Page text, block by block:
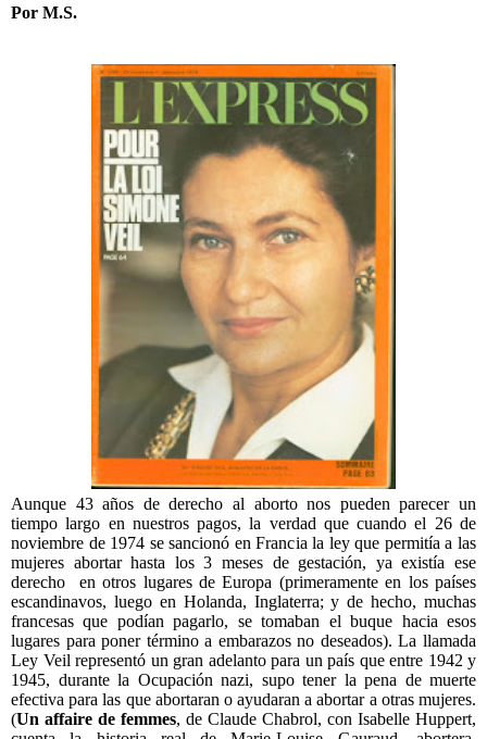
Por M.S.
Aunque 43 años de derecho al aborto nos pueden parecer un
tiempo largo en nuestros pagos, la verdad que cuando el 26 de
noviembre de 1974 se sancionó en Francia la ley que permitía a las
mujeres abortar hasta los 3 meses de gestación, ya existía ese
derecho en otros lugares de Europa (primeramente en los países
escandinavos, luego en Holanda, Inglaterra; y de hecho, muchas
francesas que podían pagarlo, se tomaban el buque hacia esos
lugares para poner término a embarazos no deseados). La llamada
Ley Veil representó un gran adelanto para un país que entre 1942 y
1945, durante la Ocupación nazi, supo tener la pena de muerte
efectiva para las que abortaran o ayudaran a abortar a otras mujeres.
(Un affaire de femmes, de Claude Chabrol, con Isabelle Huppert,